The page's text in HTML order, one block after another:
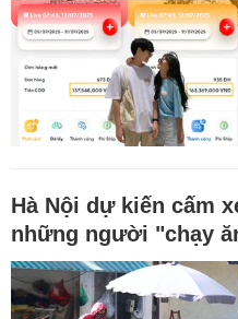
Hà Nội dự kiến cấm
những người "chạy